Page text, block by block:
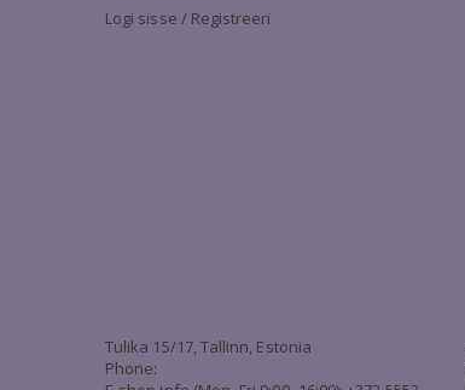
Logi sisse / Registreeri
Tulika 15/17, Tallinn, Estonia
Phone: